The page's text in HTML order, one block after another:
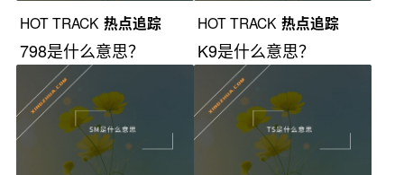
HOT TRACK 热点追踪
798是什么意思？
HOT TRACK 热点追踪
K9是什么意思？